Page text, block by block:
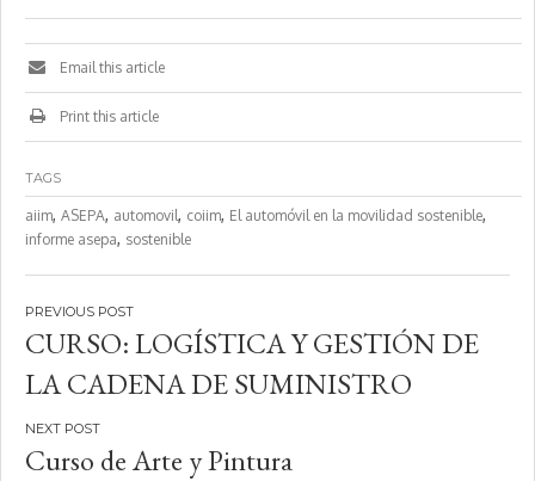
Email this article
Print this article
TAGS
aiim, ASEPA, automovil, coiim, El automóvil en la movilidad sostenible,
informe asepa, sostenible
Navegación
de
entradas
CURSO: LOGÍSTICA Y GESTIÓN DE
LA CADENA DE SUMINISTRO
Curso de Arte y Pintura